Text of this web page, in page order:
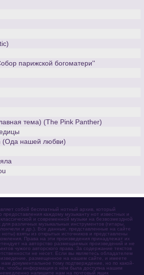
парижской богоматери''
тема) (The Pink Panther)
(Ода нашей любви)
собой бесплатный нотный архив, который
предоставления каждому музыканту нот известных и
и современной музыки на безвозмездной
различных музыкальных инструментов (гитары,
и др.). Все данные, представленные на сайте
ноты) взяты из открытых источников и представлены
Права на эти произведения принадлежат их
на авторство размещаемых произведений и не
чужого авторского права. За содержание текстов
не несет. Если вы являетесь обладателем
размещенное на нашем сайте, и имеете
нам документальное тому подтверждение, но по какой-
чтобы информация о нём была доступна нашим
напишите нам на почтовый ящик